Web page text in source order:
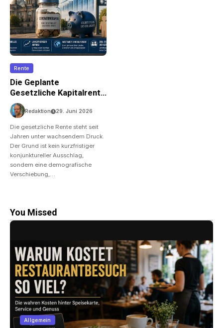
Rente
Die Geplante
Gesetzliche Kapitalrente
Redaktion 29. Juni 2026
Die gesetzliche Rente steht seit
Jahren unter wachsendem Druck.
Der Grund ist kein kurzfristiger
konjunktureller Ausschlag,
sondern eine demografische
Verschiebung,…
You Missed
Allgemein